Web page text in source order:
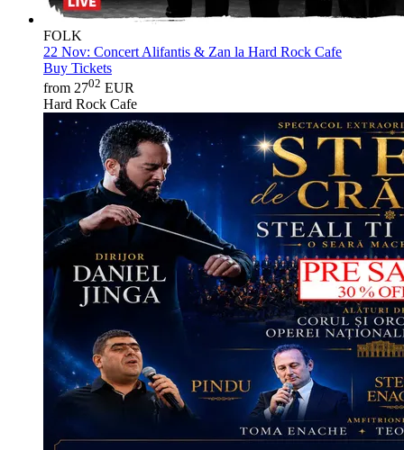
FOLK
22 Nov: Concert Alifantis & Zan la Hard Rock Cafe
Buy Tickets
from 2702 EUR
Hard Rock Cafe